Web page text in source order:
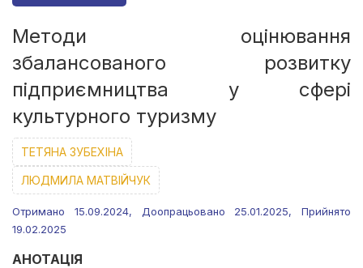
Методи оцінювання
збалансованого розвитку
підприємництва у сфері
культурного туризму
ТЕТЯНА ЗУБЕХІНА
ЛЮДМИЛА МАТВІЙЧУК
Отримано 15.09.2024, Доопрацьовано 25.01.2025, Прийнято
19.02.2025
АНОТАЦІЯ